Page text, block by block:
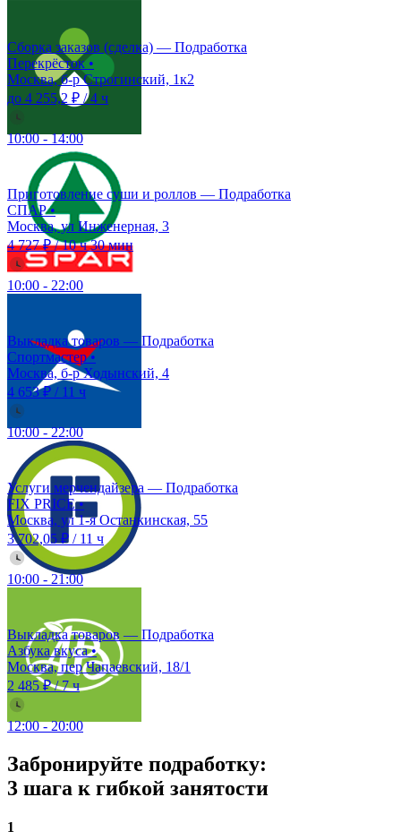
Сборка заказов (сделка) — Подработка
Перекрёсток•
Москва, б-р Строгинский, 1к2
до 4 255,2 ₽ /4 ч
10:00-14:00
Приготовление суши и роллов — Подработка
СПАР•
Москва, ул Инженерная, 3
4 727 ₽/10 ч 30 мин
10:00 - 22:00
Выкладка товаров — Подработка
Спортмастер•
Москва, б-р Ходынский, 4
4 653 ₽ / 11 ч
10:00-22:00
Услуги мерчендайзера — Подработка
FIX PRICE•
Москва, ул 1-я Останкинская, 55
3 702,05 ₽ / 11 ч
10:00 - 21:00
Выкладка товаров — Подработка
Азбука вкуса•
Москва, пер Чапаевский, 18/1
2 485 ₽/7 ч
12:00-20:00
Забронируйте подработку:
3 шага к гибкой занятости
1